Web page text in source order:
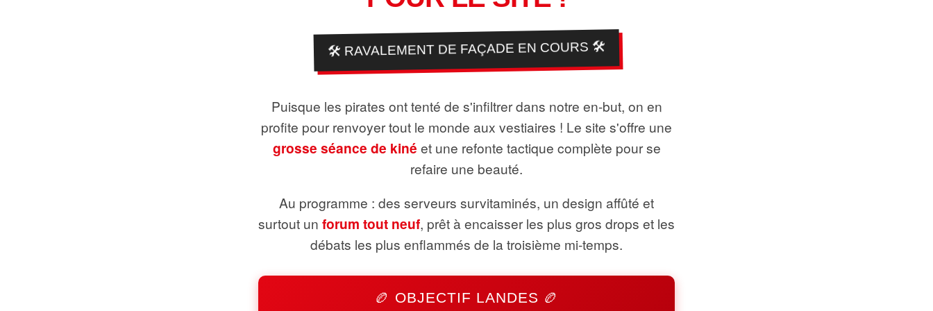
🛠️ RAVALEMENT DE FAÇADE EN COURS 🛠️
Puisque les pirates ont tenté de s'infiltrer dans notre en-but, on en
profite pour renvoyer tout le monde aux vestiaires ! Le site s'offre une
grosse séance de kiné et une refonte tactique complète pour se
refaire une beauté.
Au programme : des serveurs survitaminés, un design affûté et
surtout un forum tout neuf, prêt à encaisser les plus gros drops et les
débats les plus enflammés de la troisième mi-temps.
🏉 OBJECTIF LANDES 🏉